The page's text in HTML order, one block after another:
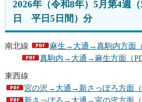
2026年（令和8年）5月第4週
日 平日5日間）分
南北線
麻生→大通→真駒内方面（
真駒内→大通→麻生方面（
東西線
宮の沢→大通→新さっぽろ方面（
新さっぽろ→大通→宮の沢方面（